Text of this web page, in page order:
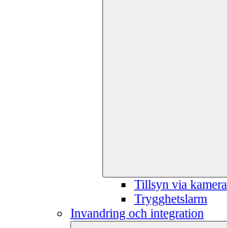
Tillsyn via kamera
Trygghetslarm
Invandring och integration